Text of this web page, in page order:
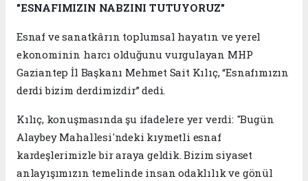
"ESNAFIMIZIN NABZINI TUTUYORUZ"
Esnaf ve sanatkârın toplumsal hayatın ve yerel
ekonominin harcı olduğunu vurgulayan MHP
Gaziantep İl Başkanı Mehmet Sait Kılıç, “Esnafımızın
derdi bizim derdimizdir” dedi.
Kılıç, konuşmasında şu ifadelere yer verdi: "Bugün
Alaybey Mahallesi'ndeki kıymetli esnaf
kardeşlerimizle bir araya geldik. Bizim siyaset
anlayışımızın temelinde insan odaklılık ve gönül